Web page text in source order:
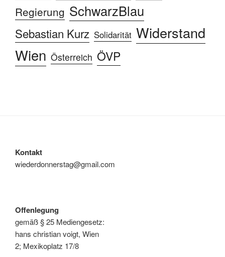
Regierung SchwarzBlau
Sebastian Kurz Solidarität Widerstand
Wien Österreich ÖVP
Kontakt
wiederdonnerstag@gmail.com
Offenlegung
gemäß § 25 Mediengesetz:
hans christian voigt, Wien
2; Mexikoplatz 17/8